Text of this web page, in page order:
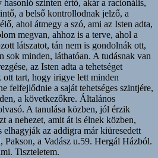
szinten értő, akár a racionális,
a belső kontrollodnak jelző, a
ahol átmegy a szó, ami az Isten adta,
megvan, ahhoz is a terve, ahol a
látszatot, tán nem is gondolnák ott,
sok minden, láthatóan. A tudásnak van
az Isten adta a tehetséget
tart, hogy irigye lett minden
felfejlődnie a saját tehetséges szintjére,
a következőkre. Általános
A tanulása közben, jól érzik
a nehezet, amit át is élnek közben,
az addigra már kiüresedett
a Vadász u.59. Hergál Házból.
Tiszteletem.